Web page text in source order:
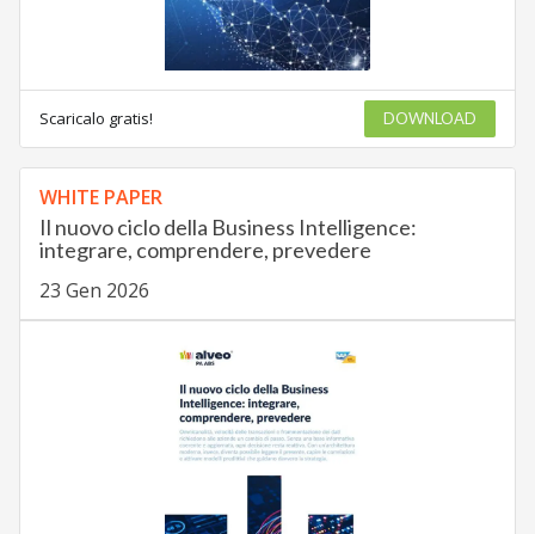
Scaricalo gratis! DOWNLOAD
WHITE PAPER
Il nuovo ciclo della Business Intelligence:
integrare, comprendere, prevedere
23 Gen 2026